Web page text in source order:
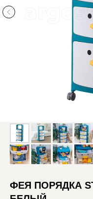
ФЕЯ ПОРЯДКА